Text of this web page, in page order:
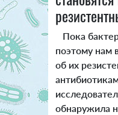
Пока
поэтому нам
об их
обнаружила